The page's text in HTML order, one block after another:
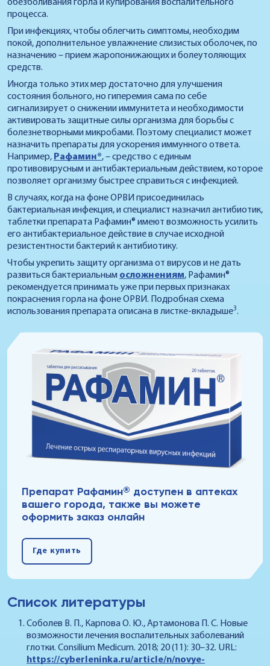
обезболивания горла и купирования воспалительного
процесса.
При инфекциях, чтобы облегчить симптомы, необходим
покой, дополнительное увлажнение слизистых оболочек, по
назначению – прием жаропонижающих и болеутоляющих
средств.
Иногда только этих мер достаточно для улучшения
состояния больного, но гиперемия сама по себе
сигнализирует о снижении иммунитета и необходимости
активировать защитные силы организма для борьбы с
болезнетворными микробами. Поэтому специалист может
назначить препараты для ускорения иммунного ответа.
Например, Рафамин®, – средство с единым
противовирусным и антибактериальным действием, которое
позволяет организму быстрее справиться с инфекцией.
В случаях, когда на фоне ОРВИ присоединилась
бактериальная инфекция, и специалист назначил антибиотик,
таблетки препарата Рафамин® имеют возможность усилить
его антибактериальное действие в случае исходной
резистентности бактерий к антибиотику.
Чтобы укрепить защиту организма от вирусов и не дать
развиться бактериальным осложнениям, Рафамин®
рекомендуется принимать уже при первых признаках
покраснения горла на фоне ОРВИ. Подробная схема
использования препарата описана в листке-вкладыше3.
Препарат Рафамин® доступен в аптеках
вашего города, также вы можете
оформить заказ онлайн
Где купить
Список литературы
Соболев В. П., Карпова О. Ю., Артамонова П. С. Новые
возможности лечения воспалительных заболеваний
глотки. Consilium Medicum. 2018; 20 (11): 30–32. URL:
https://cyberleninka.ru/article/n/novye-